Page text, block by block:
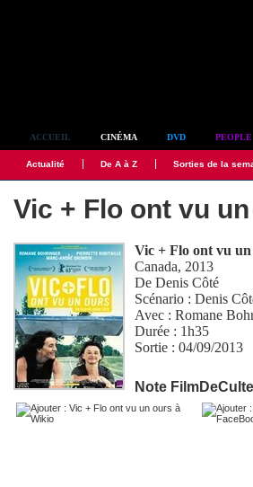
ACCUEIL CINÉMA DVD PEOPLE
Actualité De A à Z Sorties de la
Vic + Flo ont vu
Vic + Flo ont vu
Canada, 2013
DeDenis Côté
Scénario :Denis
Avec :Romane
Durée : 1h35
Sortie : 04/09/2013
Note